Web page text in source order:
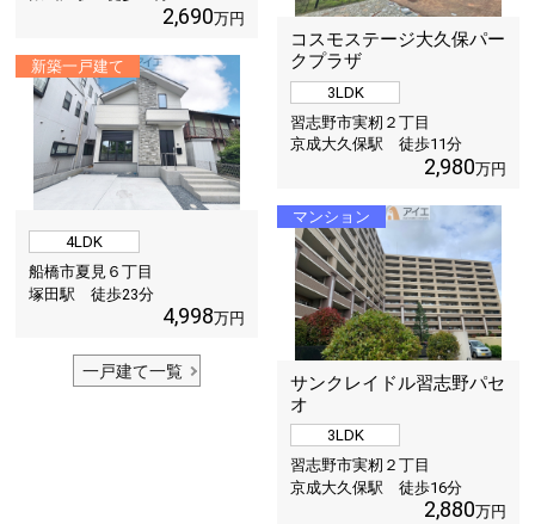
2,690万円
新築一戸建て
4LDK
船橋市夏見６丁目
塚田駅 徒歩23分
4,998万円
一戸建て一覧
コスモステージ大久保パー
クプラザ
3LDK
習志野市実籾２丁目
京成大久保駅 徒歩11分
2,980万円
マンション
サンクレイドル習志野パセ
オ
3LDK
習志野市実籾２丁目
京成大久保駅 徒歩16分
2,880万円